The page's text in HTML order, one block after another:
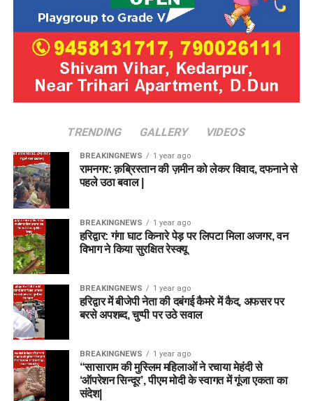
TRENDING GALLERY VIDEOS
BREAKINGNEWS 1 year ago
रामनगर: क़ब्रिस्तान की ज़मीन को लेकर विवाद, दफनाने से
पहले उठा बवाल |
BREAKINGNEWS 1 year ago
हरिद्वार: गंगा घाट किनारे पेड़ पर लिपटा मिला अजगर, वन
विभाग ने किया सुरक्षित रेस्क्यू
BREAKINGNEWS 1 year ago
हरिद्वार में बीजेपी नेता की दबंगई कैमरे में कैद, अफसर पर
बरसे अपशब्द, चुप्पी पर उठे सवाल
BREAKINGNEWS 1 year ago
“सासाराम की मुस्लिम महिलाओं ने रचाया मेहंदी से
‘ऑपरेशन सिन्दूर’, पीएम मोदी के स्वागत में गूंजा एकता का
संदेश|